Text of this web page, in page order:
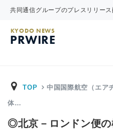
共同通信グループのプレスリリー
KYODO NEWS
PRWIRE
TOP 中国国際航空（エア
体…
◎北京－ロンドン便